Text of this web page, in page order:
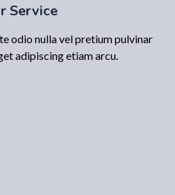
Service
odio nulla vel pretium pulvinar
adipiscing etiam arcu.